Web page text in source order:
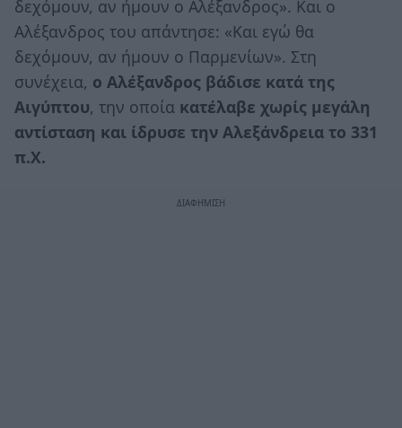
δεχόμουν, αν ήμουν ο Αλέξανδρος». Και ο
Αλέξανδρος του απάντησε: «Και εγώ θα
δεχόμουν, αν ήμουν ο Παρμενίων». Στη
συνέχεια, ο Αλέξανδρος βάδισε κατά της
Αιγύπτου, την οποία κατέλαβε χωρίς μεγάλη
αντίσταση και ίδρυσε την Αλεξάνδρεια το 331
π.Χ.